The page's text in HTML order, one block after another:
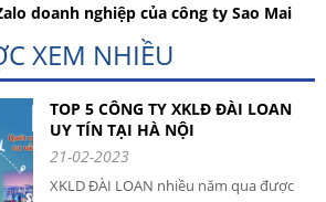
doanh nghiệp của công ty Sao Mai
XEM NHIỀU
TOP 5 CÔNG TY XKLĐ ĐÀI LOAN
UY TÍN TẠI HÀ NỘI
21-02-2023
XKLD ĐÀI LOAN nhiều năm qua được